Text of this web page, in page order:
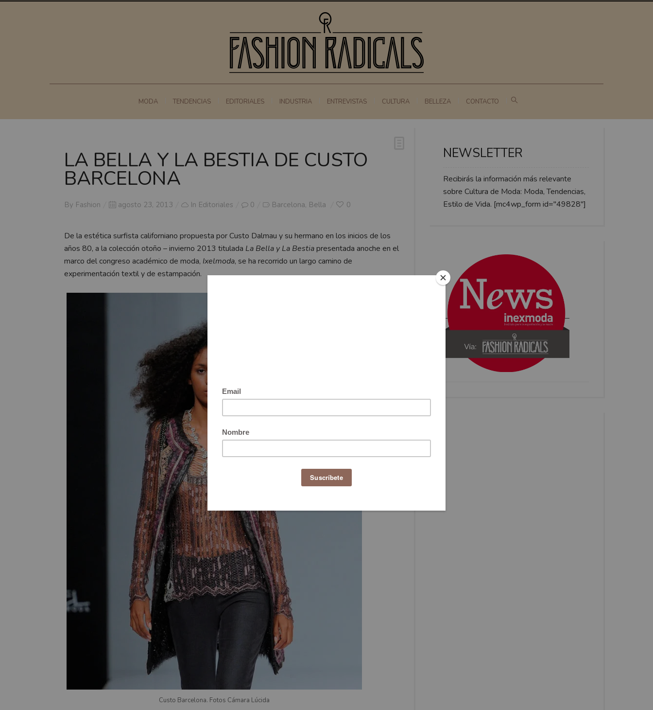
MODA TENDENCIAS EDITORIALES INDUSTRIA ENTREVISTAS CULTURA BELLEZA CONTACTO
LA BELLA Y LA BESTIA DE CUSTO
BARCELONA
By Fashion
Posted
agosto 23, 2013 In Editoriales 0 Barcelona, Bella 0
De la estética surfista californiano propuesta por Custo Dalmau y su hermano en los inicios de los
años 80, a la colección otoño – invierno 2013 titulada La Bella y La Bestiapresentada anoche en el
marco del congreso académico de moda, Ixelmoda, se ha recorrido un largo camino de
experimentación textil y de estampación.
Custo Barcelona. Fotos Cámara Lúcida
NEWSLETTER
Recibirás la información más relevante
sobre Cultura de Moda: Moda, Tendencias,
Estilo de Vida. [mc4wp_form id="49828"]